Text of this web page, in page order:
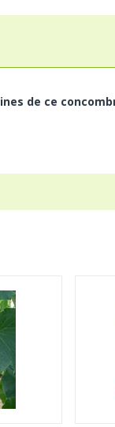
de ce